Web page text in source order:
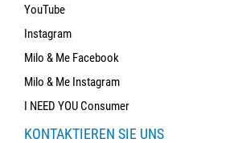
YouTube
Instagram
Milo & Me Facebook
Milo & Me Instagram
I NEED YOU Consumer
KONTAKTIEREN SIE UNS